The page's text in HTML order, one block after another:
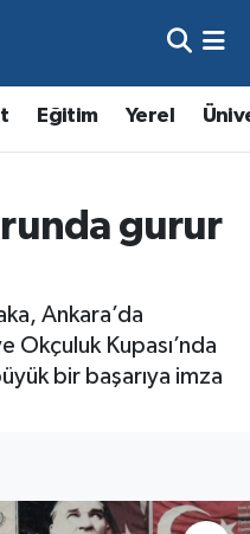
Eğitim Yerel
gurur
Ankara’da
Okçuluk Kupası’nda
bir başarıya imza
Fikstür